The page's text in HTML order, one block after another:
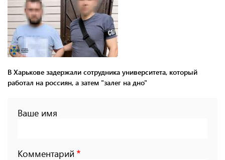
В Харькове задержали сотрудника университета, который
работал на россиян, а затем "залег на дно"
Ваше имя
Комментарий